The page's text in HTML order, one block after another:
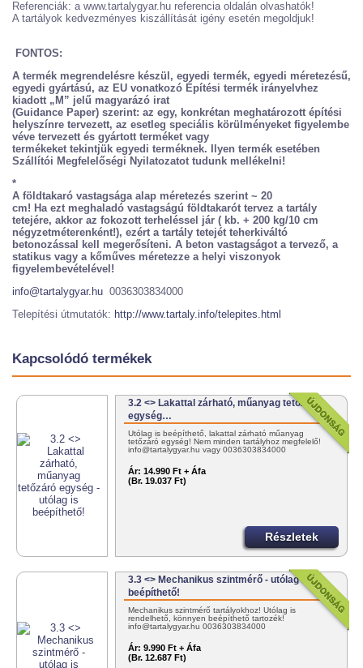
Referenciák: a www.tartalygyar.hu referencia oldalán olvashatók!
A tartályok kedvezményes kiszállítását igény esetén megoldjuk!
FONTOS:
A termék megrendelésre készül, egyedi termék, egyedi méretezésű,
egyedi gyártású, az EU vonatkozó Építési termék irányelvhez
kiadott „M” jelű magyarázó irat
(Guidance Paper) szerint: az egy, konkrétan meghatározott építési
helyszínre tervezett, az esetleg speciális körülményeket figyelembe
véve tervezett és gyártott terméket vagy
termékeket tekintjük egyedi terméknek. Ilyen termék esetében
Szállítói Megfelelőségi Nyilatozatot tudunk mellékelni!
*
A földtakaró vastagsága alap méretezés szerint ~ 20
cm! Ha ezt meghaladó vastagságú földtakarót tervez a tartály
tetejére, akkor az fokozott terheléssel jár ( kb. + 200 kg/10 cm
négyzetméterenként!), ezért a tartály tetejét teherkiváltó
betonozással kell megerősíteni. A beton vastagságot a tervező, a
statikus vagy a kőműves méretezze a helyi viszonyok
figyelembevételével!
info@tartalygyar.hu 0036303834000
Telepítési útmutatók: http://www.tartaly.info/telepites.html
Kapcsolódó termékek
3.2 <> Lakattal zárható, műanyag tetőzáró
egység…
Utólag is beépíthető, lakattal zárható műanyag
tetőzáró egység! Nem minden tartályhoz megfelelő!
info@tartalygyar.hu vagy 0036303834000
Ár: 14.990 Ft + Áfa
(Br. 19.037 Ft)
Részletek
3.3 <> Mechanikus szintmérő - utólag is
beépíthető!
Mechanikus szintmérő tartályokhoz! Utólag is
rendelhető, könnyen beépíthető tartozék!
info@tartalygyar.hu 0036303834000
Ár: 9.990 Ft + Áfa
(Br. 12.687 Ft)